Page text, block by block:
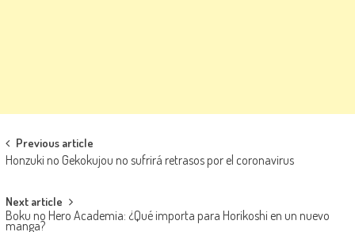
Navegación de entradas
Previous article
Honzuki no Gekokujou no sufrirá retrasos por el coronavirus
Next article
Boku no Hero Academia: ¿Qué importa para Horikoshi en un nuevo
manga?